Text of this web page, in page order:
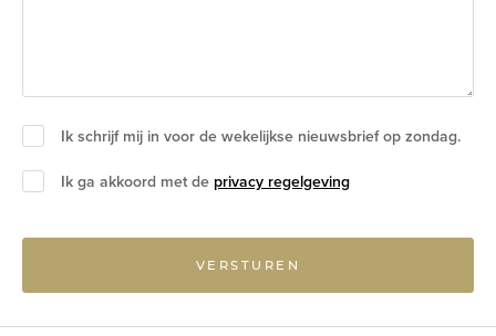
Ik schrijf mij in voor de wekelijkse nieuwsbrief op zondag.
Ik ga akkoord met de privacy regelgeving
VERSTUREN